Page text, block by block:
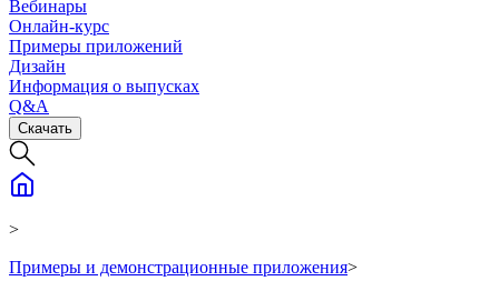
Вебинары
Онлайн-курс
Примеры приложений
Дизайн
Информация о выпусках
Q&A
Скачать
>
Примеры и демонстрационные приложения>